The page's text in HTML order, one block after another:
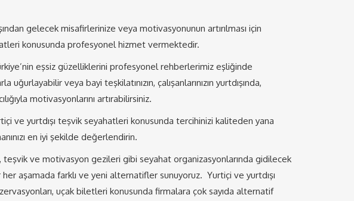
gelecek misafirlerinize veya motivasyonunun artırılması için
konusunda profesyonel hizmet vermektedir.
eşsiz güzelliklerini profesyonel rehberlerimiz eşliğinde
veya bayi teşkilatınızın, çalışanlarınızın yurtdışında,
motivasyonlarını artırabilirsiniz.
ve yurtdışı teşvik seyahatleri konusunda tercihinizi kaliteden yana
en iyi şekilde değerlendirin.
teşvik ve motivasyon gezileri gibi seyahat organizasyonlarında gidilecek
aşamada farklı ve yeni alternatifler sunuyoruz. Yurtiçi ve yurtdışı
uçak biletleri konusunda firmalara çok sayıda alternatif